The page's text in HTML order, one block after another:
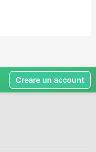
Creare un account